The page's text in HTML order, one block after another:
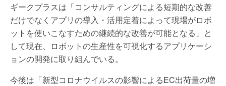
ギークプラスは「コンサルティングによる短期的な改善
だけでなくアプリの導入・活用定着によって現場がロボ
ットを使いこなすための継続的な改善が可能となる」と
して現在、ロボットの生産性を可視化するアプリケーシ
ョンの開発に取り組んでいる。
今後は「新型コロナウイルスの影響によるEC出荷量の増